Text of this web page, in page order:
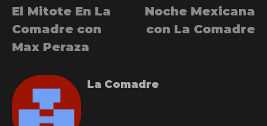
El Mitote En La
Comadre con
Max Peraza
Noche Mexicana
con La Comadre
La Comadre